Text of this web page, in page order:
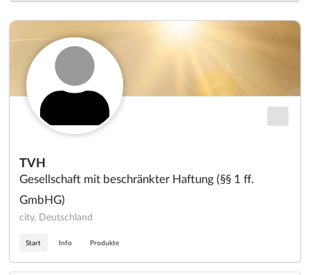
TVH
Gesellschaft mit beschränkter Haftung (§§ 1 ff.
GmbHG)
city, Deutschland
Start Info Produkte